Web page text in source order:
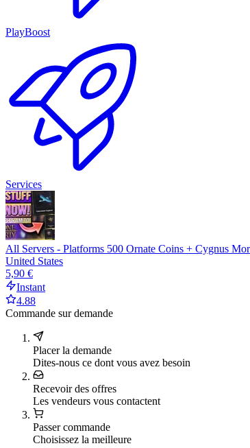
PlayBoost
Services
All Servers - Platforms 500 Ornate Coins + Cygnus
United States
5,90 €
Instant
4.88
Commande sur demande
Placer la demande
Dites-nous ce dont vous avez besoin
Recevoir des offres
Les vendeurs vous contactent
Passer commande
Choisissez la meilleure